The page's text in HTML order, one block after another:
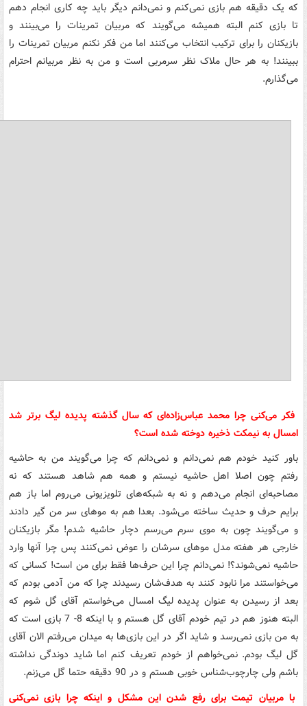
که یک دقیقه هم بازی نمی‌کنم و نمی‌‌دانم دیگر باید چه کاری انجام دهم
تا بازی کنم البته همیشه می‌گویند که مربیان تمرینات را می‌بینند و
بازیکنان را برای ترکیب انتخاب می‌کنند اما من فکر نکنم مربیان تمرینات را
ببینند! به هر حال ملاک نظر سرمربی است و من به نظر مربیانم احترام
می‌گذارم.
فکر می‌کنی چرا محمد عباس‌زاده‌ای که سال گذشته پدیده لیگ برتر شد
امسال به نیمکت ذخیره دوخته شده است؟
باور کنید خودم هم نمی‌دانم و نمی‌دانم که چرا می‌گویند من به حاشیه
رفتم چون اصلا اهل حاشیه نیستم و همه هم شاهد هستند که نه
مصاحبه‌ای انجام می‌دهم و نه به شبکه‌های تلویزیونی می‌روم اما باز هم
برایم حرف و حدیث ساخته می‌شود. بعدا هم به موهای سر من گیر دادند
و می‌گویند چون به موی سرم می‌رسم دچار حاشیه شدم! مگر بازیکنان
خارجی هر هفته مدل موهای سرشان را عوض نمی‌کنند پس چرا آنها وارد
حاشیه نمی‌شوند؟! نمی‌دانم چرا این حرف‌ها فقط برای من است! کسانی که
می‌خواستند مرا نابود کنند به هدف‌شان رسیدند چرا که من آدمی بودم که
بعد از رسیدن به عنوان پدیده لیگ امسال می‌خواستم آقای گل شوم که
البته هنوز هم در تیم خودم آقای گل هستم و با اینکه 8- 7 بازی است که
به من بازی نمی‌رسد و شاید اگر در این بازی‌ها به میدان می‌رفتم الان آقای
گل لیگ بودم. نمی‌خواهم از خودم تعریف کنم اما شاید دوندگی نداشته
باشم ولی چارچوب‌شناس خوبی هستم و در 90 دقیقه حتما گل می‌زنم.
با مربیان تیمت برای رفع شدن این مشکل و اینکه چرا بازی نمی‌کنی